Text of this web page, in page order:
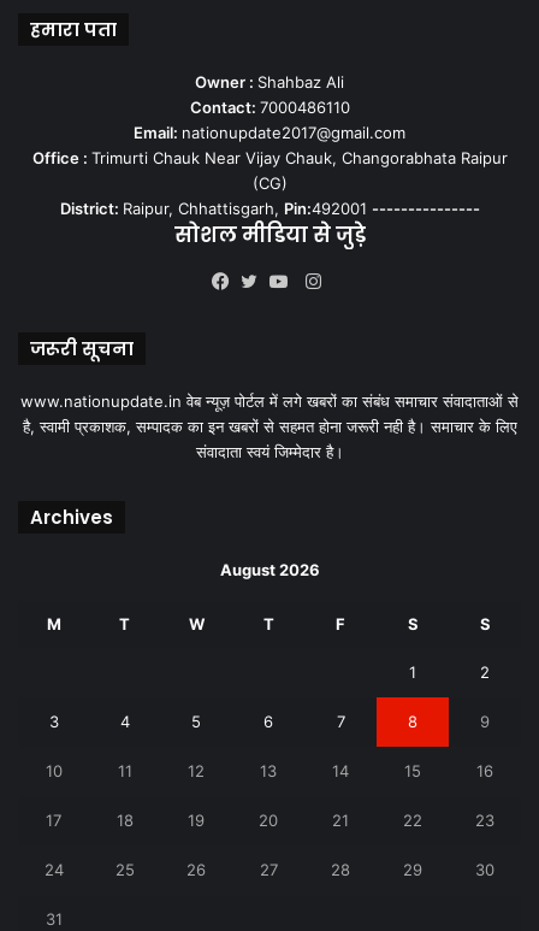
हमारा पता
Owner : Shahbaz Ali
Contact: 7000486110
Email: nationupdate2017@gmail.com
Office : Trimurti Chauk Near Vijay Chauk, Changorabhata Raipur
(CG)
District: Raipur, Chhattisgarh, Pin:492001 ---------------
सोशल मीडिया से जुड़े
Instagram
जरूरी सूचना
www.nationupdate.in वेब न्यूज़ पोर्टल में लगे खबरों का संबंध समाचार संवादाताओं से
है, स्वामी प्रकाशक, सम्पादक का इन खबरों से सहमत होना जरूरी नही है। समाचार के लिए
संवादाता स्वयं जिम्मेदार है।
Archives
August 2026
M T W T F S S
1 2
3 4 5 6 7 8 9
10 11 12 13 14 15 16
17 18 19 20 21 22 23
24 25 26 27 28 29 30
31